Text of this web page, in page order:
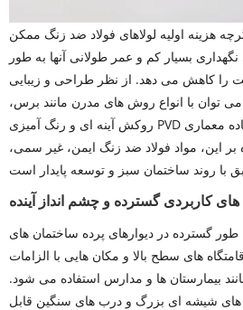
هزینه اولیه لولاهای فولاد ضد زنگ ممکن
بسیار کم و عمر طولانی آنها به طور
را کاهش می دهد. از نظر طراحی و زیبایی
توان با انواع روش های مدرن مانند برس،
روکش آینه ای و رنگ آمیزی PVD ارائه کرد که کاملاً با سبک ساده معماری
این، مواد فولاد ضد زنگ ایمن، غیر سمی،
های کاربردی گسترده و چشم انداز آینده
طور گسترده در دیوارهای پرده ساختمان های
های سطح بالا و مکان هایی با الزامات
بیمارستان ها و مدارس استفاده می شود.
های شیشه ای بزرگ و درب های سنگین قابل